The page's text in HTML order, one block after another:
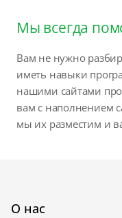
Мы всегда
Вам не нужно
иметь навыки
нашими сайтами
вам с наполнением
мы их разместим и
О нас